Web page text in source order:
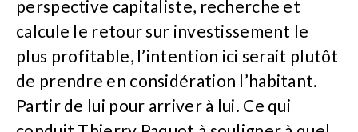
perspective capitaliste, recherche et
calcule le retour sur investissement le
plus profitable, l’intention ici serait plutôt
de prendre en considération l’habitant.
Partir de lui pour arriver à lui. Ce qui